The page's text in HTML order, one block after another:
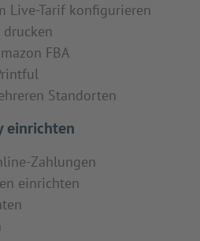
Live-Tarif konfigurieren
FBA
Standorten
einrichten
Zahlungen
einrichten